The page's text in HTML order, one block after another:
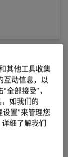
其他工具收集
互动信息，以
全部接受”，
如我们的
置”来管理您
详细了解我们